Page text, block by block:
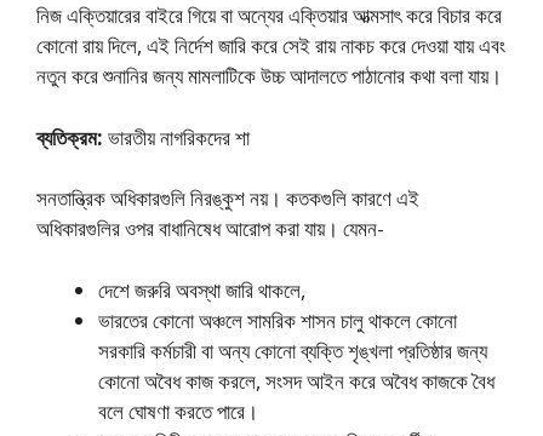
নিজ এক্তিয়ারের বাইরে গিয়ে বা অন্যের এক্তিয়ার আত্মসাৎ করে বিচার করে
কোনাে রায় দিলে, এই নির্দেশ জারি করে সেই রায় নাকচ করে দেওয়া যায় এবং
নতুন করে শুনানির জন্য মামলাটিকে উচ্চ আদালতে পাঠানাের কথা বলা যায়।
ব্যতিক্রম: ভারতীয় নাগরিকদের শা
সনতান্ত্রিক অধিকারগুলি নিরঙ্কুশ নয়। কতকগুলি কারণে এই
অধিকারগুলির ওপর বাধানিষেধ আরােপ করা যায়। যেমন-
দেশে জরুরি অবস্থা জারি থাকলে,
ভারতের কোনাে অঞ্চলে সামরিক শাসন চালু থাকলে কোনাে
সরকারি কর্মচারী বা অন্য কোনাে ব্যক্তি শৃঙ্খলা প্রতিষ্ঠার জন্য
কোনাে অবৈধ কাজ করলে, সংসদ আইন করে অবৈধ কাজকে বৈধ
বলে ঘােষণা করতে পারে।